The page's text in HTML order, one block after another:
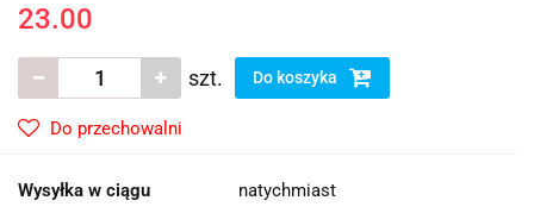
23.00
szt. Do koszyka
Do przechowalni
Wysyłka w ciągu natychmiast